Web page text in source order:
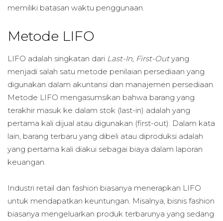
memiliki batasan waktu penggunaan.
Metode LIFO
LIFO adalah singkatan dari Last-In, First-Outyang
menjadi salah satu metode penilaian persediaan yang
digunakan dalam akuntansi dan manajemen persediaan.
Metode LIFO mengasumsikan bahwa barang yang
terakhir masuk ke dalam stok (last-in) adalah yang
pertama kali dijual atau digunakan (first-out). Dalam kata
lain, barang terbaru yang dibeli atau diproduksi adalah
yang pertama kali diakui sebagai biaya dalam laporan
keuangan.
Industri retail dan fashion biasanya menerapkan LIFO
untuk mendapatkan keuntungan. Misalnya, bisnis fashion
biasanya mengeluarkan produk terbarunya yang sedang